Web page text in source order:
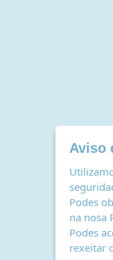
Aviso
Podes
na nosa
Podes
rexeitar